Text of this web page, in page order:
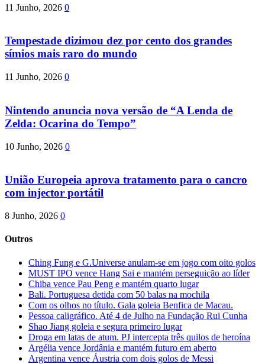
11 Junho, 2026 0
Tempestade dizimou dez por cento dos grandes
símios mais raro do mundo
11 Junho, 2026 0
Nintendo anuncia nova versão de “A Lenda de
Zelda: Ocarina do Tempo”
10 Junho, 2026 0
União Europeia aprova tratamento para o cancro
com injector portátil
8 Junho, 2026 0
Outros
Ching Fung e G.Universe anulam-se em jogo com oito golos
MUST IPO vence Hang Sai e mantém perseguição ao líder
Chiba vence Pau Peng e mantém quarto lugar
Bali. Portuguesa detida com 50 balas na mochila
Com os olhos no título. Gala goleia Benfica de Macau.
Pessoa caligráfico. Até 4 de Julho na Fundação Rui Cunha
Shao Jiang goleia e segura primeiro lugar
Droga em latas de atum. PJ intercepta três quilos de heroína
Argélia vence Jordânia e mantém futuro em aberto
Argentina vence Áustria com dois golos de Messi